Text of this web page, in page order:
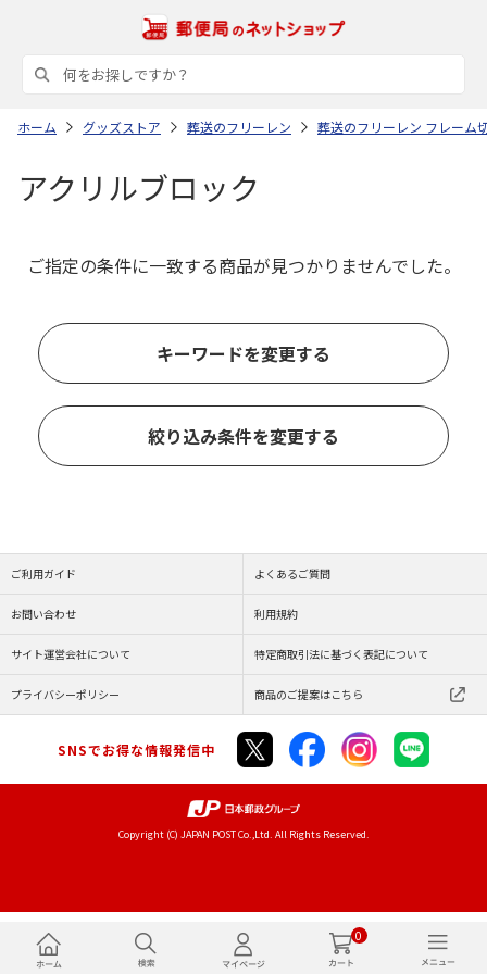
0
ホーム グッズストア 葬送のフリーレン 葬送のフリーレン フレーム
アクリルブロック
ご指定の条件に一致する商品が見つかりませんでした。
キーワードを変更する
絞り込み条件を変更する
ご利用ガイド よくあるご質問
お問い合わせ 利用規約
サイト運営会社について 特定商取引法に基づく表記について
プライバシーポリシー 商品のご提案はこちら
SNSでお得な情報発信中
Copyright (C) JAPAN POST Co.,Ltd. All Rights Reserved.